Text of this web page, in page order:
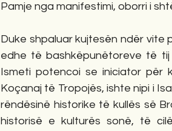
Pamje nga manifestimi, oborri i
Duke shpaluar kujtesën ndër vite
edhe të bashkëpunëtoreve të tij
Ismeti potencoi se iniciator për
Koçanaj të Tropojës, ishte nipi i
rëndësinë historike të kullës së
historisë e kulturës sonë, të